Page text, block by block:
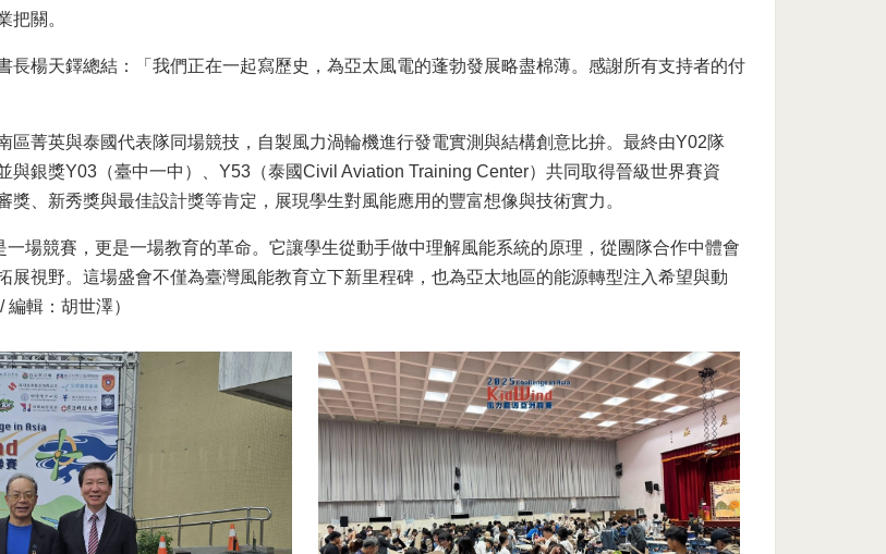
把關。
長楊天鐸總結：「我們正在一起寫歷史，為亞太風電的蓬勃發展略盡棉薄。感謝所有支持者的付
區菁英與泰國代表隊同場競技，自製風力渦輪機進行發電實測與結構創意比拚。最終由Y02隊
與銀獎Y03（臺中一中）、Y53（泰國Civil Aviation Training Center）共同取得晉級世界賽資
獎、新秀獎與最佳設計獎等肯定，展現學生對風能應用的豐富想像與技術實力。
場競賽，更是一場教育的革命。它讓學生從動手做中理解風能系統的原理，從團隊合作中體會
展視野。這場盛會不僅為臺灣風能教育立下新里程碑，也為亞太地區的能源轉型注入希望與動
輯：胡世澤）